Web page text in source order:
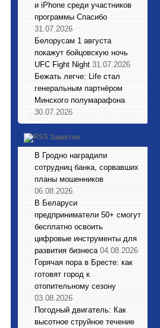
и iPhone среди участников
программы Спасибо
31.07.2026
Белорусам 1 августа
покажут бойцовскую ночь
UFC Fight Night 31.07.2026
Бежать легче: Life стал
генеральным партнёром
Минского полумарафона
30.07.2026
Заметки
В Гродно наградили
сотрудниц банка, сорвавших
планы мошенников
06.08.2026
В Беларуси
предприниматели 50+ смогут
бесплатно освоить
цифровые инструменты для
развития бизнеса 04.08.2026
Горячая пора в Бресте: как
готовят город к
отопительному сезону
03.08.2026
Погодный двигатель: Как
высотное струйное течение